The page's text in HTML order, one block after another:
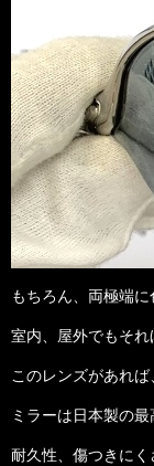
もちろん、両極端
室内、屋外でもそ
このレンズがあれ
ミラーは日本製の
耐久性、傷つきに